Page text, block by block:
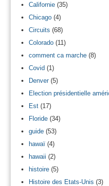
Californie(35)
Chicago(4)
Circuits (68)
Colorado(11)
comment ca marche(8)
Covid(1)
Denver(5)
Election présidentielle
Est(17)
Floride(34)
guide(53)
hawaï(4)
hawaii (2)
histoire(5)
Histoire des Etats-Unis (3)